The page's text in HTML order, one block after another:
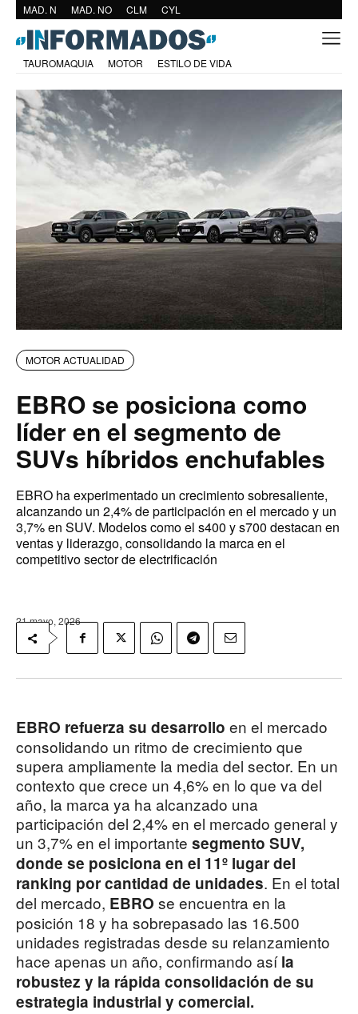
MAD. N MAD. NO CLM CYL
TAUROMAQUIA MOTOR ESTILO DE VIDA
MOTOR ACTUALIDAD
EBRO se posiciona como
líder en el segmento de
SUVs híbridos enchufables
EBRO ha experimentado un crecimiento sobresaliente,
alcanzando un 2,4% de participación en el mercado y un
3,7% en SUV. Modelos como el s400 y s700 destacan en
ventas y liderazgo, consolidando la marca en el
competitivo sector de electrificación
21 mayo, 2026
EBRO refuerza su desarrollo en el mercado
consolidando un ritmo de crecimiento que
supera ampliamente la media del sector. En un
contexto que crece un 4,6% en lo que va del
año, la marca ya ha alcanzado una
participación del 2,4% en el mercado general y
un 3,7% en el importante segmento SUV,
donde se posiciona en el 11º lugar del
ranking por cantidad de unidades. En el total
del mercado, EBRO se encuentra en la
posición 18 y ha sobrepasado las 16.500
unidades registradas desde su relanzamiento
hace apenas un año, confirmando asíla
robustez y la rápida consolidación de su
estrategia industrial y comercial.